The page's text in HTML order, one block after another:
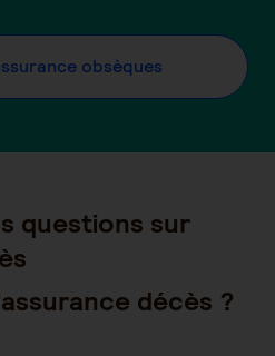
obsèques
questions sur
décès ?